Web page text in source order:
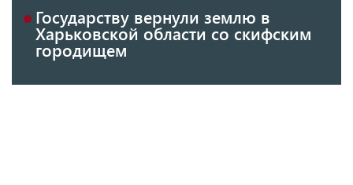
Государству вернули землю в
Харьковской области со скифским
городищем